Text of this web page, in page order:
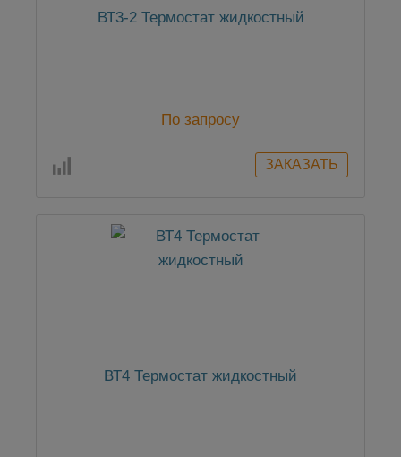
ВТ3-2 Термостат жидкостный
По запросу
ВТ4 Термостат жидкостный